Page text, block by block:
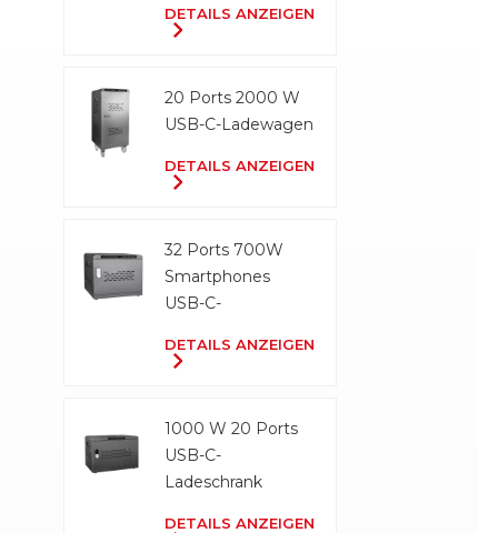
DETAILS ANZEIGEN
20 Ports 2000 W
USB-C-Ladewagen
DETAILS ANZEIGEN
32 Ports 700W
Smartphones
USB-C-
DETAILS ANZEIGEN
1000 W 20 Ports
USB-C-
Ladeschrank
DETAILS ANZEIGEN